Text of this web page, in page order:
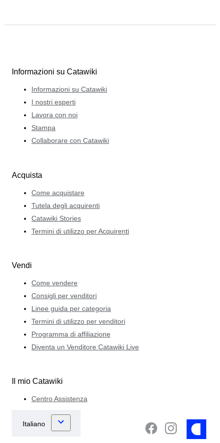
Informazioni su Catawiki
Informazioni su Catawiki
I nostri esperti
Lavora con noi
Stampa
Collaborare con Catawiki
Acquista
Come acquistare
Tutela degli acquirenti
Catawiki Stories
Termini di utilizzo per Acquirenti
Vendi
Come vendere
Consigli per venditori
Linee guida per categoria
Termini di utilizzo per venditori
Programma di affiliazione
Diventa un Venditore Catawiki Live
Il mio Catawiki
Centro Assistenza